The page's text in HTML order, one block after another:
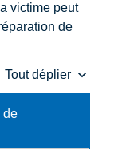
victime peut
de
Tout déplier keyboard_arrow_down
de